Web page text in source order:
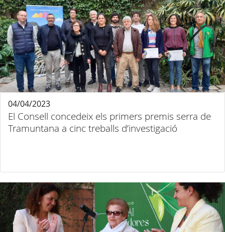
El Consell concedeix els primers premis serra de
Tramuntana a cinc treballs d’investigació
04/04/2023